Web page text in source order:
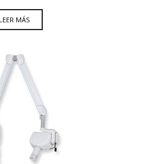
LEER MÁS